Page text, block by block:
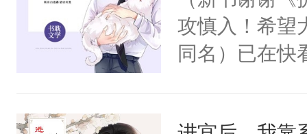
攻慎入！希望
同名）已在快